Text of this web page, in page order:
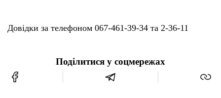
Довідки за телефоном 067-461-39-34 та 2-36-11
Поділитися у соцмережах